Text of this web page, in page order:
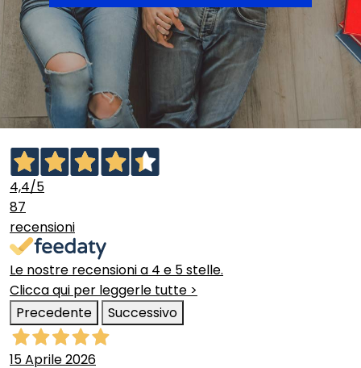
4,4/5
87
recensioni
Le nostre recensioni a 4 e 5 stelle.
Clicca qui per leggerle tutte >
Precedente
Successivo
15 Aprile 2026